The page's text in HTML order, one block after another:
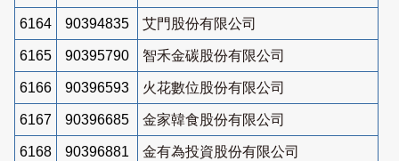
6164 90394835 艾門股份有限公司
6165 90395790 智禾金碳股份有限公司
6166 90396593 火花數位股份有限公司
6167 90396685 金家韓食股份有限公司
6168 90396881 金有為投資股份有限公司